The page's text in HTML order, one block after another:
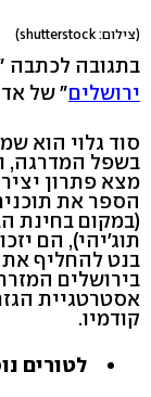
(צילום: shutterstock)
בתגובה לכתבה
ירושלים" של אדיר
סוד גלוי הוא
בשפל המדרגה,
מצא פתרון
הספר את
(במקום בחינת
תוג'יהי), הם
בנט להחליף את
בירושלים
אסטרטגיית
קודמיו.
לטורים